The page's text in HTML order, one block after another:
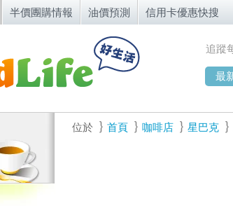
半價團購情報 油價預測 信用卡優惠快搜
追蹤
最
位於 首頁 咖啡店 星巴克